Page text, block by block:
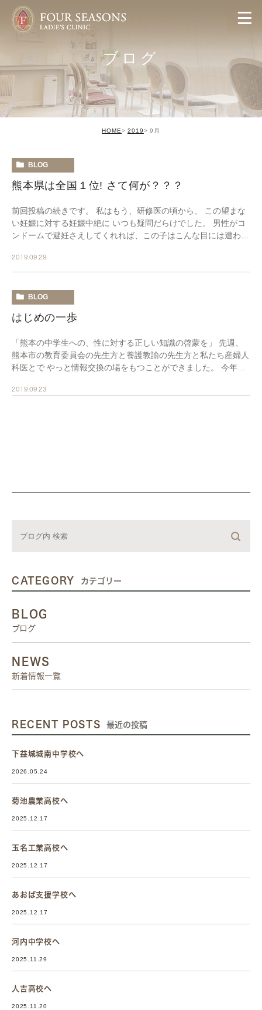
ブログ
HOME 2019 9月
BLOG
熊本県は全国１位! さて何が？？？
前回投稿の続きです。 私はもう、研修医の頃から、 この望まな
い妊娠に対する妊娠中絶に いつも疑問だらけでした。 男性がコ
ンドームで避妊さえしてくれれば、この子はこんな目には遭わな
2019.09.29
BLOG
はじめの一歩
「熊本の中学生への、性に対する正しい知識の啓蒙を」 先週、
熊本市の教育委員会の先生方と養護教諭の先生方と私たち産婦人
科医とで やっと情報交換の場をもつことができました。 今年に
2019.09.23
CATEGORY カテゴリー
BLOG
ブログ
NEWS
新着情報一覧
RECENT POSTS 最近の投稿
下益城城南中学校へ
2026.05.24
菊池農業高校へ
2025.12.17
玉名工業高校へ
2025.12.17
あおば支援学校へ
2025.12.17
河内中学校へ
2025.11.29
人吉高校へ
2025.11.20